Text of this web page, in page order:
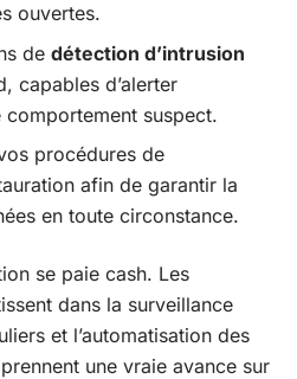
ouvertes.
de détection d’intrusion
capables d’alerter
suspect.
procédures de
afin de garantir la
en toute circonstance.
se paie cash. Les
dans la surveillance
et l’automatisation des
une vraie avance sur